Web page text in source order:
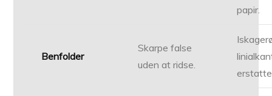
papir.
Benfolder
Skarpe false
uden at ridse.